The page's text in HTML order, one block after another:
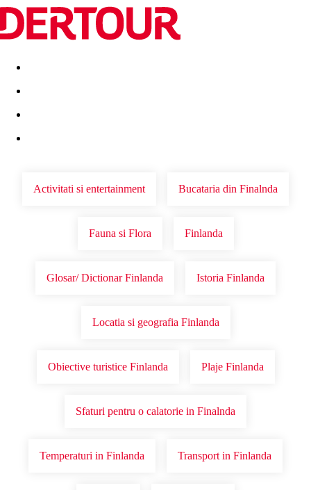
Destinatii Vacanta perfecta OFERTE DE NERATAT
Activitati si entertainment Bucataria din Finalnda
Fauna si Flora Finlanda
Glosar/ Dictionar Finlanda Istoria Finlanda
Locatia si geografia Finlanda
Obiective turistice Finlanda Plaje Finlanda
Sfaturi pentru o calatorie in Finalnda
Temperaturi in Finlanda Transport in Finlanda